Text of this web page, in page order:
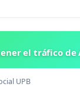
el tráfico de
UPB